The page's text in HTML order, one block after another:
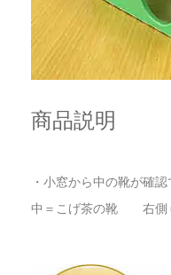
商品説明
・小窓から中の靴が
中＝こげ茶の靴 右側